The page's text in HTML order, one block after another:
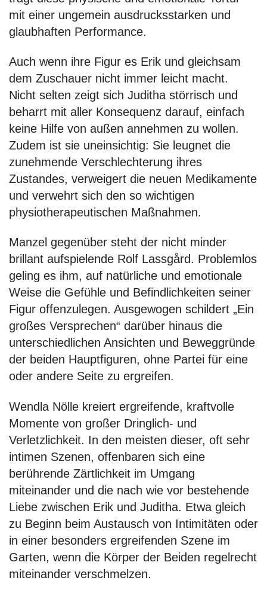
mit einer ungemein ausdrucksstarken und
glaubhaften Performance.
Auch wenn ihre Figur es Erik und gleichsam
dem Zuschauer nicht immer leicht macht.
Nicht selten zeigt sich Juditha störrisch und
beharrt mit aller Konsequenz darauf, einfach
keine Hilfe von außen annehmen zu wollen.
Zudem ist sie uneinsichtig: Sie leugnet die
zunehmende Verschlechterung ihres
Zustandes, verweigert die neuen Medikamente
und verwehrt sich den so wichtigen
physiotherapeutischen Maßnahmen.
Manzel gegenüber steht der nicht minder
brillant aufspielende Rolf Lassgård. Problemlos
geling es ihm, auf natürliche und emotionale
Weise die Gefühle und Befindlichkeiten seiner
Figur offenzulegen. Ausgewogen schildert „Ein
großes Versprechen“ darüber hinaus die
unterschiedlichen Ansichten und Beweggründe
der beiden Hauptfiguren, ohne Partei für eine
oder andere Seite zu ergreifen.
Wendla Nölle kreiert ergreifende, kraftvolle
Momente von großer Dringlich- und
Verletzlichkeit. In den meisten dieser, oft sehr
intimen Szenen, offenbaren sich eine
berührende Zärtlichkeit im Umgang
miteinander und die nach wie vor bestehende
Liebe zwischen Erik und Juditha. Etwa gleich
zu Beginn beim Austausch von Intimitäten oder
in einer besonders ergreifenden Szene im
Garten, wenn die Körper der Beiden regelrecht
miteinander verschmelzen.